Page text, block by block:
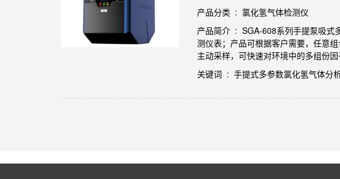
产品分类 : 氯化氢气体检测仪
产品简介 : SGA-608系列手提泵吸式
测仪表；产品可根据客户需要，任意
主动采样，可快速对环境中的多组份因
关键词 : 手提式多参数氯化氢气体分